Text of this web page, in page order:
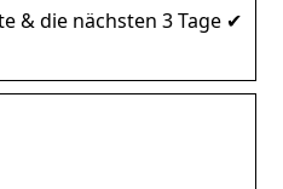
& die nächsten 3 Tage ✔